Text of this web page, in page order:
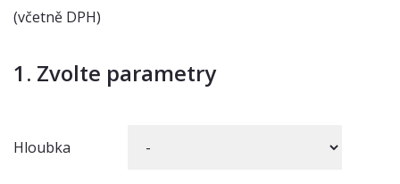
(včetně DPH)
1. Zvolte parametry
Hloubka